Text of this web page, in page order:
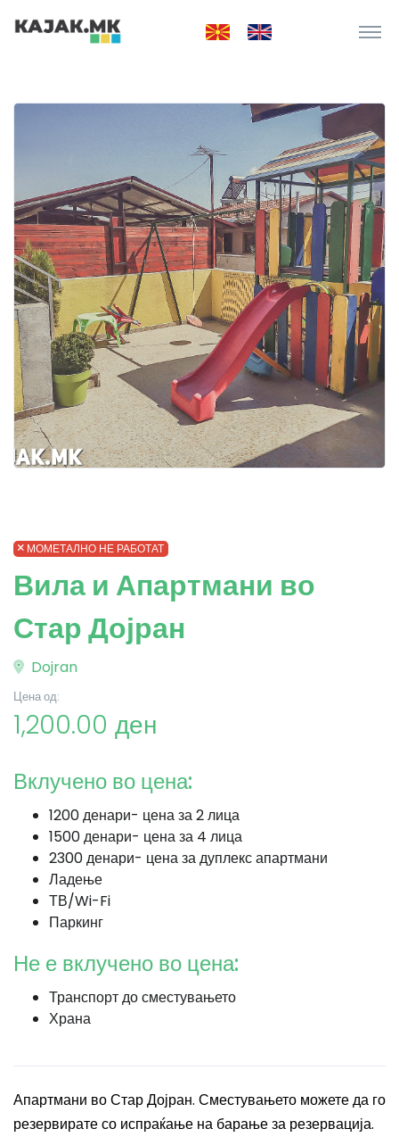
МОМЕТАЛНО НЕ РАБОТАТ
Вила и Апартмани во
Стар Дојран
Dojran
Цена од:
1,200.00 ден
Вклучено во цена:
1200 денари- цена за 2 лица
1500 денари- цена за 4 лица
2300 денари- цена за дуплекс апартмани
Ладење
ТВ/Wi-Fi
Паркинг
Не е вклучено во цена:
Транспорт до сместувањето
Храна
Апартмани во Стар Дојран. Сместувањето можете да го
резервирате со испраќање на барање за резервација.